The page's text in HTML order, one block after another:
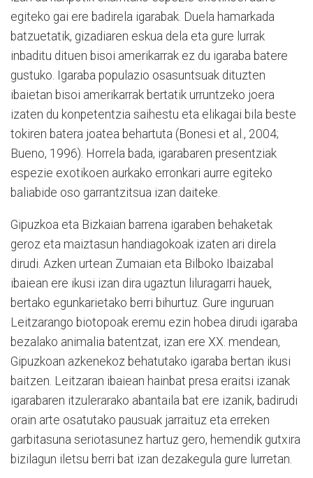
egiteko gai ere badirela igarabak. Duela hamarkada
batzuetatik, gizadiaren eskua dela eta gure lurrak
inbaditu dituen bisoi amerikarrak ez du igaraba batere
gustuko. Igaraba populazio osasuntsuak dituzten
ibaietan bisoi amerikarrak bertatik urruntzeko joera
izaten du konpetentzia saihestu eta elikagai bila beste
tokiren batera joatea behartuta (Bonesi et al., 2004;
Bueno, 1996). Horrela bada, igarabaren presentziak
espezie exotikoen aurkako erronkari aurre egiteko
baliabide oso garrantzitsua izan daiteke.
Gipuzkoa eta Bizkaian barrena igaraben behaketak
geroz eta maiztasun handiagokoak izaten ari direla
dirudi. Azken urtean Zumaian eta Bilboko Ibaizabal
ibaiean ere ikusi izan dira ugaztun liluragarri hauek,
bertako egunkarietako berri bihurtuz. Gure inguruan
Leitzarango biotopoak eremu ezin hobea dirudi igaraba
bezalako animalia batentzat, izan ere XX. mendean,
Gipuzkoan azkenekoz behatutako igaraba bertan ikusi
baitzen. Leitzaran ibaiean hainbat presa eraitsi izanak
igarabaren itzulerarako abantaila bat ere izanik, badirudi
orain arte osatutako pausuak jarraituz eta erreken
garbitasuna seriotasunez hartuz gero, hemendik gutxira
bizilagun iletsu berri bat izan dezakegula gure lurretan.